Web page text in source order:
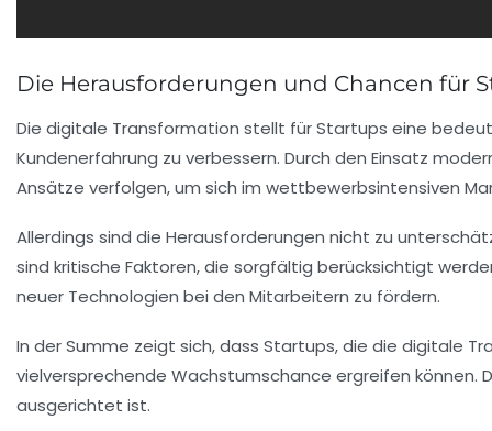
Die Herausforderungen und Chancen für
Die digitale Transformation stellt für Startups eine
Kundenerfahrung zu verbessern. Durch den Einsatz
Ansätze verfolgen, um sich im wettbewerbsintensiven
Allerdings sind die Herausforderungen nicht zu
sind kritische Faktoren, die sorgfältig berücksichtigt
neuer Technologien bei den Mitarbeitern zu fördern.
In der Summe zeigt sich, dass Startups, die die digitale
vielversprechende Wachstumschance ergreifen können.
ausgerichtet ist.